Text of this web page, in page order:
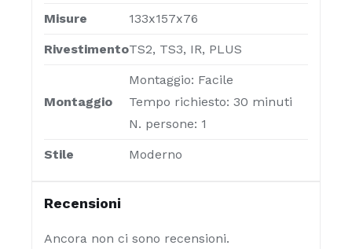
Misure 133x157x76
RivestimentoTS2, TS3, IR, PLUS
Montaggio
Montaggio: Facile
Tempo richiesto: 30 minuti
N. persone: 1
Stile Moderno
Recensioni
Ancora non ci sono recensioni.